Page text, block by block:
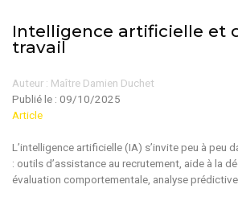
Intelligence artificielle et
travail
Auteur : Maître Damien Duchet
Publié le : 09/10/2025
Article
L’intelligence artificielle (IA) s’invite peu à peu
: outils d’assistance au recrutement, aide à la
évaluation comportementale, analyse